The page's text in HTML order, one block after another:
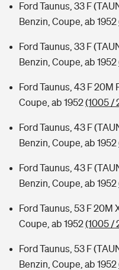
Ford Taunus, 33 F
Benzin, Coupe, ab 1952
Ford Taunus, 33 F
Benzin, Coupe, ab 1952
Ford Taunus, 43 F 20M
Coupe, ab 1952(1005 /
Ford Taunus, 43 F
Benzin, Coupe, ab 1952
Ford Taunus, 43 F
Benzin, Coupe, ab 1952
Ford Taunus, 53 F 20M
Coupe, ab 1952(1005 /
Ford Taunus, 53 F
Benzin, Coupe, ab 1952